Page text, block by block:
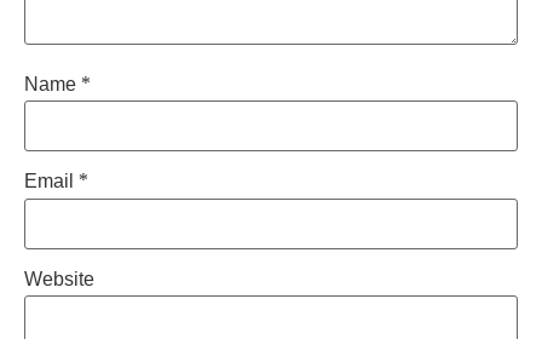
Name *
Email *
Website